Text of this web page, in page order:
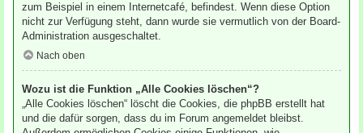
zum Beispiel in einem Internetcafé, befindest. Wenn diese Option
nicht zur Verfügung steht, dann wurde sie vermutlich von der Board-
Administration ausgeschaltet.
Nach oben
Wozu ist die Funktion „Alle Cookies löschen“?
„Alle Cookies löschen“ löscht die Cookies, die phpBB erstellt hat
und die dafür sorgen, dass du im Forum angemeldet bleibst.